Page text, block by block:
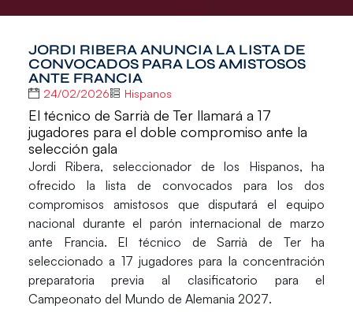
JORDI RIBERA ANUNCIA LA LISTA DE
CONVOCADOS PARA LOS AMISTOSOS
ANTE FRANCIA
24/02/2026 Hispanos
El técnico de Sarrià de Ter llamará a 17
jugadores para el doble compromiso ante la
selección gala
Jordi Ribera, seleccionador de los Hispanos, ha
ofrecido la lista de convocados para los dos
compromisos amistosos que disputará el equipo
nacional durante el parón internacional de marzo
ante Francia. El técnico deSarrià de Terha
seleccionado a 17 jugadores para la concentración
preparatoria previa al clasificatorio para el
Campeonato del Mundo de Alemania 2027.